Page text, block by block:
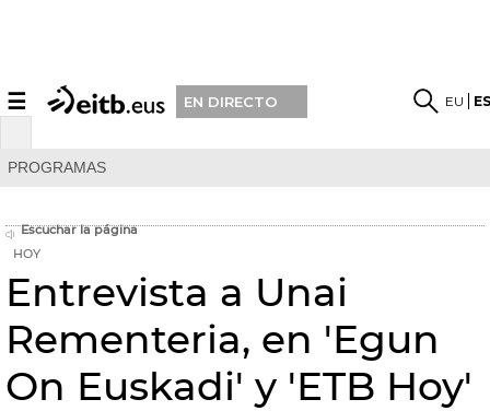
☰ EN DIRECTO EU
PROGRAMAS
Escuchar la página
HOY
Entrevista a Unai
Rementeria, en 'Egun
On Euskadi' y 'ETB Hoy'